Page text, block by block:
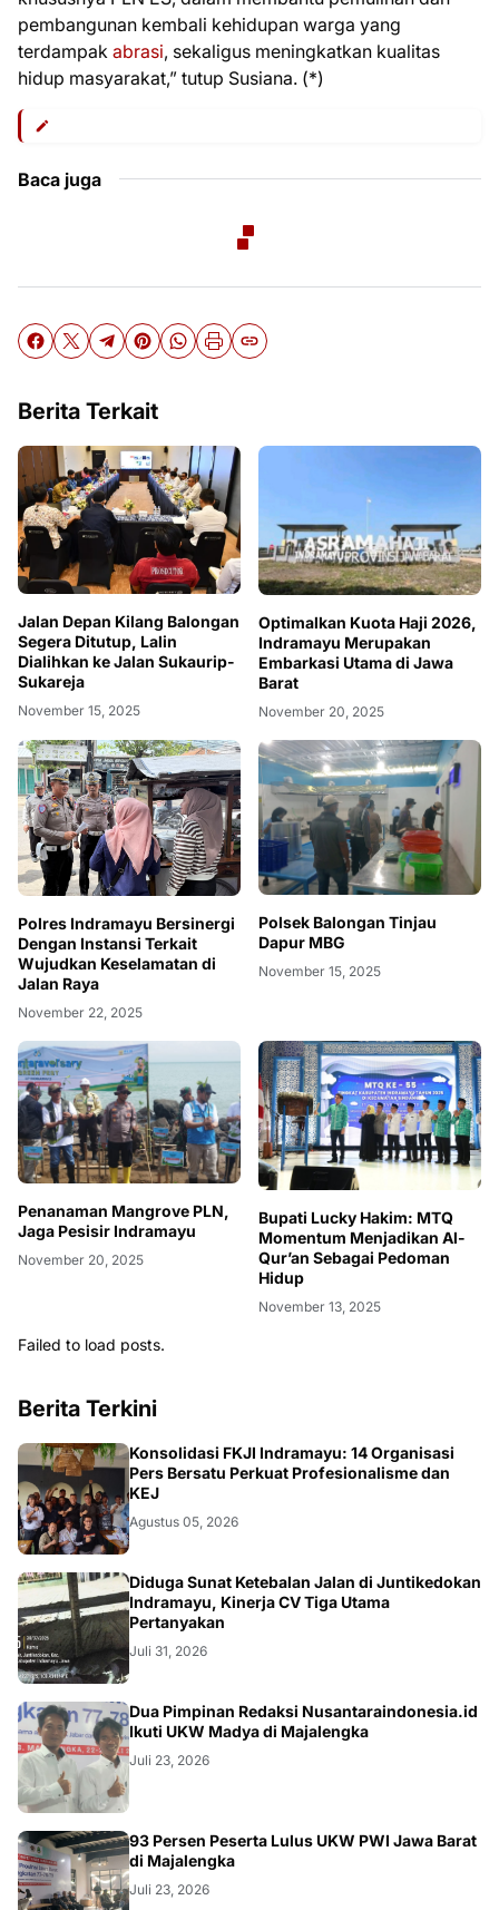
pembangunan kembali kehidupan warga yang
terdampak abrasi, sekaligus meningkatkan kualitas
hidup masyarakat,” tutup Susiana. (*)
Baca juga
Berita Terkait
Jalan Depan Kilang Balongan
Segera Ditutup, Lalin
Dialihkan ke Jalan Sukaurip-
Sukareja
November 15, 2025
Optimalkan Kuota Haji 2026,
Indramayu Merupakan
Embarkasi Utama di Jawa
Barat
November 20, 2025
Polres Indramayu Bersinergi
Dengan Instansi Terkait
Wujudkan Keselamatan di
Jalan Raya
November 22, 2025
Polsek Balongan Tinjau
Dapur MBG
November 15, 2025
Penanaman Mangrove PLN,
Jaga Pesisir Indramayu
November 20, 2025
Bupati Lucky Hakim: MTQ
Momentum Menjadikan Al-
Qur’an Sebagai Pedoman
Hidup
November 13, 2025
Failed to load posts.
Berita Terkini
Konsolidasi FKJI Indramayu: 14 Organisasi
Pers Bersatu Perkuat Profesionalisme dan
KEJ
Agustus 05, 2026
KRIMINAL
Diduga Sunat Ketebalan Jalan di Juntikedokan
Indramayu, Kinerja CV Tiga Utama
Pertanyakan
Juli 31, 2026
Dua Pimpinan Redaksi Nusantaraindonesia.id
Ikuti UKW Madya di Majalengka
Juli 23, 2026
93 Persen Peserta Lulus UKW PWI Jawa Barat
di Majalengka
Juli 23, 2026